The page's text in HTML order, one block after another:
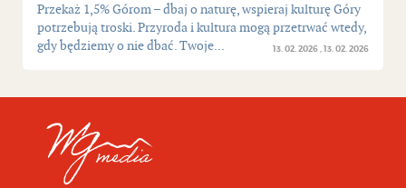
13. 02. 2026 13. 02. 2026
Przekaż 1,5% Górom – dbaj o naturę, wspieraj kulturę Góry
potrzebują troski. Przyroda i kultura mogą przetrwać wtedy,
gdy będziemy o nie dbać. Twoje...